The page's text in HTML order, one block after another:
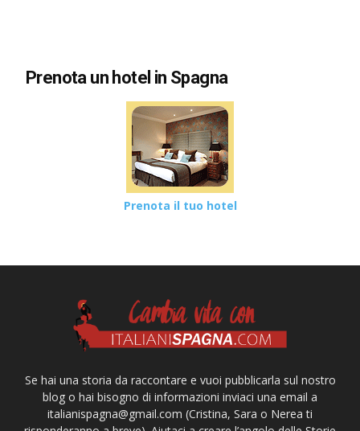
Prenota un hotel in Spagna
Prenota il tuo hotel
Se hai una storia da raccontare e vuoi pubblicarla sul nostro
blog o hai bisogno di informazioni inviaci una email a
italianispagna@gmail.com (Cristina, Sara o Nerea ti